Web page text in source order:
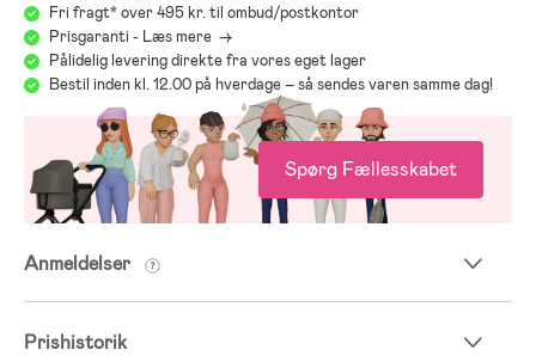
Fri fragt* over 495 kr. til ombud/postkontor
Prisgaranti - Læs mere ->
Pålidelig levering direkte fra vores eget lager
Bestil inden kl. 12.00 på hverdage – så sendes varen samme dag!
Spørg Fællesskabet
Anmeldelser
Prishistorik